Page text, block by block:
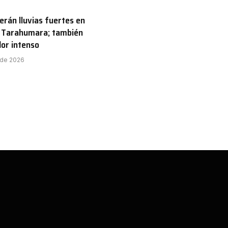
lluvias fuertes en
también
intenso
2026